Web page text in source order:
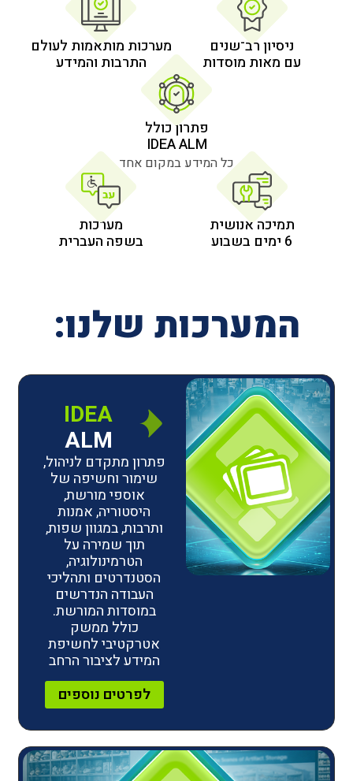
מוסדות
מערכות מותאמות לעולם
התרבות והמידע
כל המידע במקום אחד
מערכות
בשפה העברית
שלנו:
IDEA
ALM
פתרון מתקדם לניהול,
שימור וחשיפה של
אוספי מורשת,
היסטוריה, אמנות
ותרבות, במגוון שפות,
תוך שמירה על
הטרמינולוגיה,
הסטנדרטים ותהליכי
העבודה הנדרשים
במוסדות המורשת.
אטרקטיבי לחשיפת
המידע לציבור הרחב